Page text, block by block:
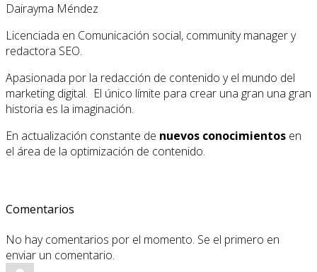
Dairayma Méndez
Licenciada en Comunicación social, community manager y
redactora SEO.
Apasionada por la redacción de contenido y el mundo del
marketing digital. El único límite para crear una gran una gran
historia es la imaginación.
En actualización constante de nuevos conocimientos en
el área de la optimización de contenido.
Comentarios
No hay comentarios por el momento. Se el primero en
enviar un comentario.